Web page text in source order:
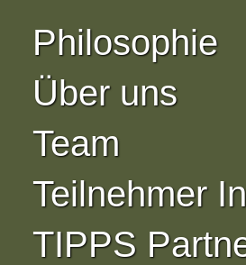
Philosophie
Über uns
Team
Teilnehmer
TIPPS